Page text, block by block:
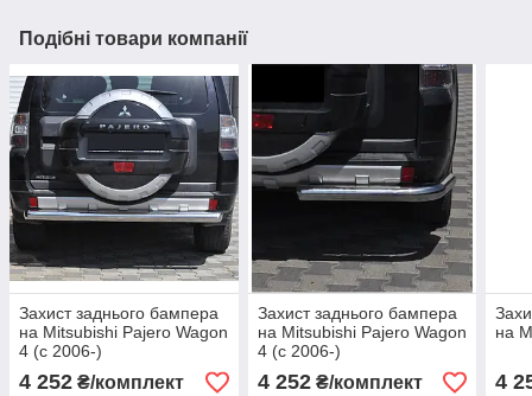
Подібні товари компанії
Захист заднього бампера
на Mitsubishi Pajero Wagon
4 (c 2006-)
4 252 ₴/комплект
Захист заднього бампера
на Mitsubishi Pajero Wagon
4 (c 2006-)
4 252₴/комплект
на
4